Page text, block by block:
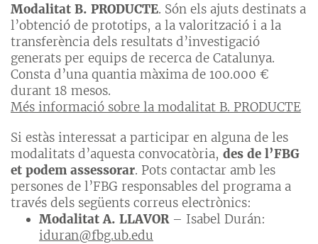
Modalitat B. PRODUCTE. Són els ajuts destinats a
l’obtenció de prototips, a la valorització i a la
transferència dels resultats d’investigació
generats per equips de recerca de Catalunya.
Consta d’una quantia màxima de 100.000 €
durant 18 mesos.
Més informació sobre la modalitat B. PRODUCTE
Si estàs interessat a participar en alguna de les
modalitats d’aquesta convocatòria, des de l’FBG
et podem assessorar. Pots contactar amb les
persones de l’FBG responsables del programa a
través dels següents correus electrònics:
Modalitat A. LLAVOR– Isabel Durán:
iduran@fbg.ub.edu